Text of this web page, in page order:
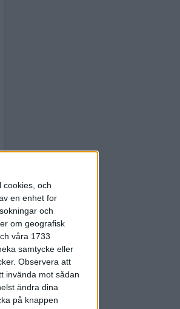
cookies, och
en enhet for
och
om geografisk
våra 1733
samtycke eller
Observera att
invända mot sådan
ändra dina
på knappen